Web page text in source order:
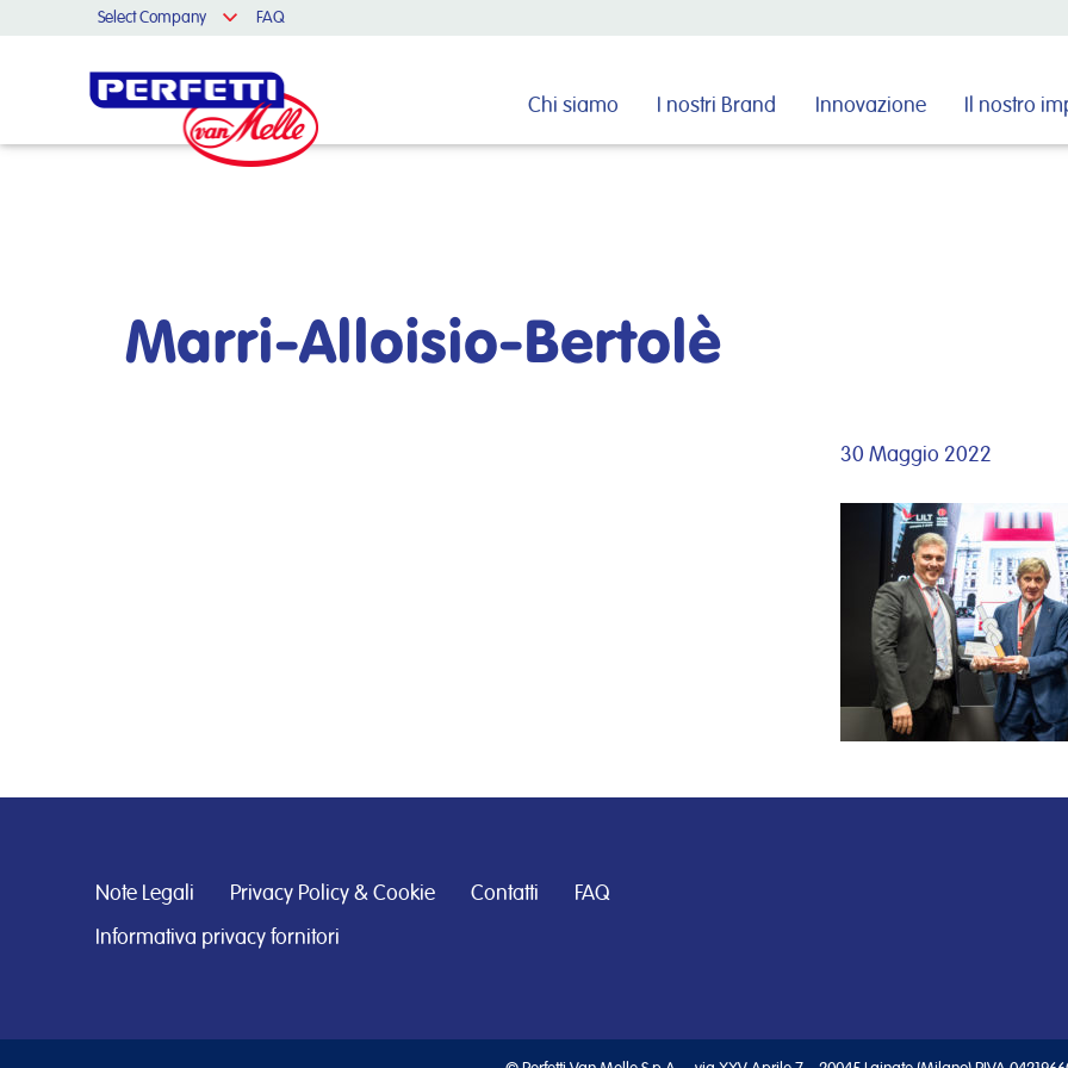
Select Company FAQ
Chi siamo I nostri Brand Innovazione Il nostro
Cerca nel sito
Marri-Alloisio-Bertolè
30 Maggio 2022
Note Legali Privacy Policy & Cookie Contatti FAQ
Informativa privacy fornitori